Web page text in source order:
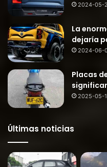
2024-05-
La
dejaría
2024-06-
Placas
2025-05-
Últimas noticias